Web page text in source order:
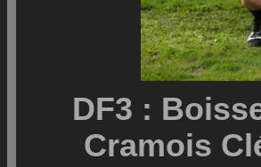
DF3 :
Cramois